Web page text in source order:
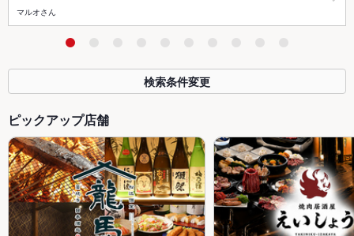
マルオさん
検索条件変更
ピックアップ店舗